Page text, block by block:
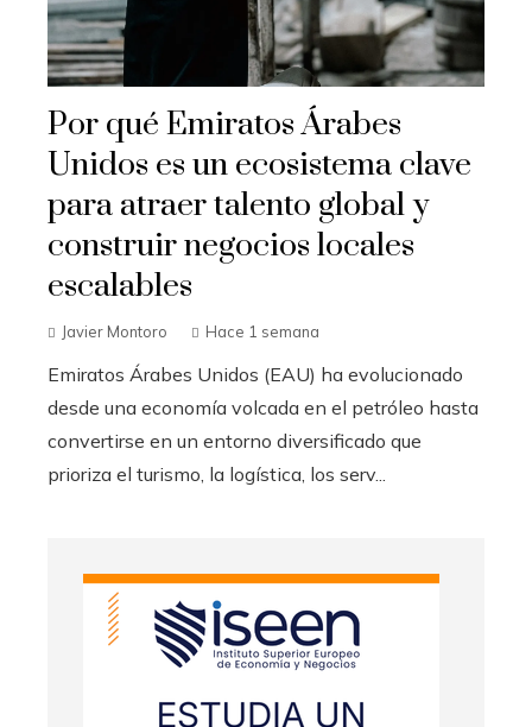
Por qué Emiratos Árabes
Unidos es un ecosistema clave
para atraer talento global y
construir negocios locales
escalables
Javier Montoro Hace 1 semana
Emiratos Árabes Unidos (EAU) ha evolucionado
desde una economía volcada en el petróleo hasta
convertirse en un entorno diversificado que
prioriza el turismo, la logística, los serv...